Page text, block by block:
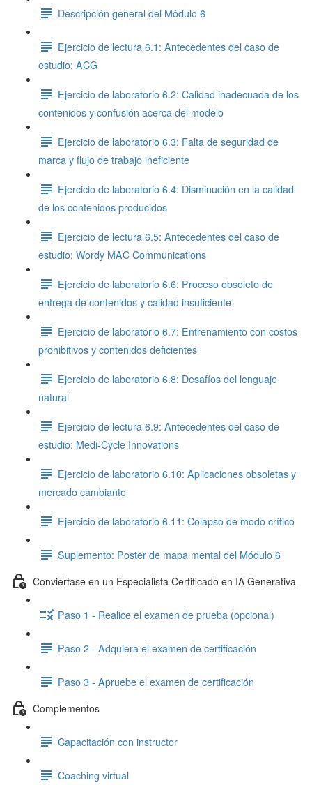
Descripción general del Módulo 6
Ejercicio de lectura 6.1: Antecedentes del caso de
estudio: ACG
Ejercicio de laboratorio 6.2: Calidad inadecuada de los
contenidos y confusión acerca del modelo
Ejercicio de laboratorio 6.3: Falta de seguridad de
marca y flujo de trabajo ineficiente
Ejercicio de laboratorio 6.4: Disminución en la calidad
de los contenidos producidos
Ejercicio de lectura 6.5: Antecedentes del caso de
estudio: Wordy MAC Communications
Ejercicio de laboratorio 6.6: Proceso obsoleto de
entrega de contenidos y calidad insuficiente
Ejercicio de laboratorio 6.7: Entrenamiento con costos
prohibitivos y contenidos deficientes
Ejercicio de laboratorio 6.8: Desafíos del lenguaje
natural
Ejercicio de lectura 6.9: Antecedentes del caso de
estudio: Medi-Cycle Innovations
Ejercicio de laboratorio 6.10: Aplicaciones obsoletas y
mercado cambiante
Ejercicio de laboratorio 6.11: Colapso de modo crítico
Suplemento: Poster de mapa mental del Módulo 6
Conviértase en un Especialista Certificado en IA Generativa
Paso 1 - Realice el examen de prueba (opcional)
Paso 2 - Adquiera el examen de certificación
Paso 3 - Apruebe el examen de certificación
Complementos
Capacitación con instructor
Coaching virtual